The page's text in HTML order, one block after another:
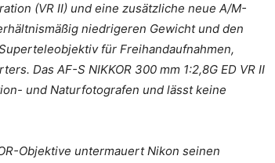
(VR II) und eine zusätzliche neue A/M-
niedrigeren Gewicht und den
für Freihandaufnahmen,
Das AF-S NIKKOR 300 mm 1:2,8G ED VR II
und Naturfotografen und lässt keine
Objektive untermauert Nikon seinen